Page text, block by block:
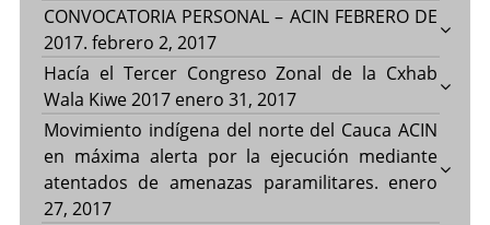
CONVOCATORIA PERSONAL – ACIN FEBRERO DE
2017. febrero 2, 2017
Hacía el Tercer Congreso Zonal de la Cxhab
Wala Kiwe 2017 enero 31, 2017
Movimiento indígena del norte del Cauca ACIN
en máxima alerta por la ejecución mediante
atentados de amenazas paramilitares. enero
27, 2017